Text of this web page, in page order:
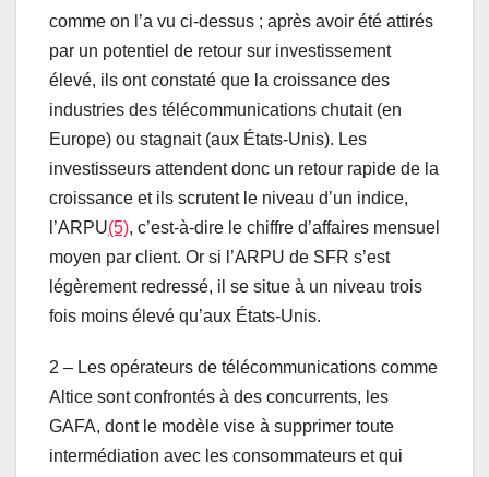
comme on l’a vu ci-dessus ; après avoir été attirés
par un potentiel de retour sur investissement
élevé, ils ont constaté que la croissance des
industries des télécommunications chutait (en
Europe) ou stagnait (aux États-Unis). Les
investisseurs attendent donc un retour rapide de la
croissance et ils scrutent le niveau d’un indice,
l’ARPU(5), c’est-à-dire le chiffre d’affaires mensuel
moyen par client. Or si l’ARPU de SFR s’est
légèrement redressé, il se situe à un niveau trois
fois moins élevé qu’aux États-Unis.
2 – Les opérateurs de télécommunications comme
Altice sont confrontés à des concurrents, les
GAFA, dont le modèle vise à supprimer toute
intermédiation avec les consommateurs et qui